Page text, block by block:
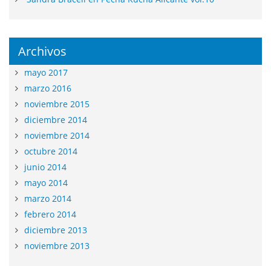
Archivos
mayo 2017
marzo 2016
noviembre 2015
diciembre 2014
noviembre 2014
octubre 2014
junio 2014
mayo 2014
marzo 2014
febrero 2014
diciembre 2013
noviembre 2013